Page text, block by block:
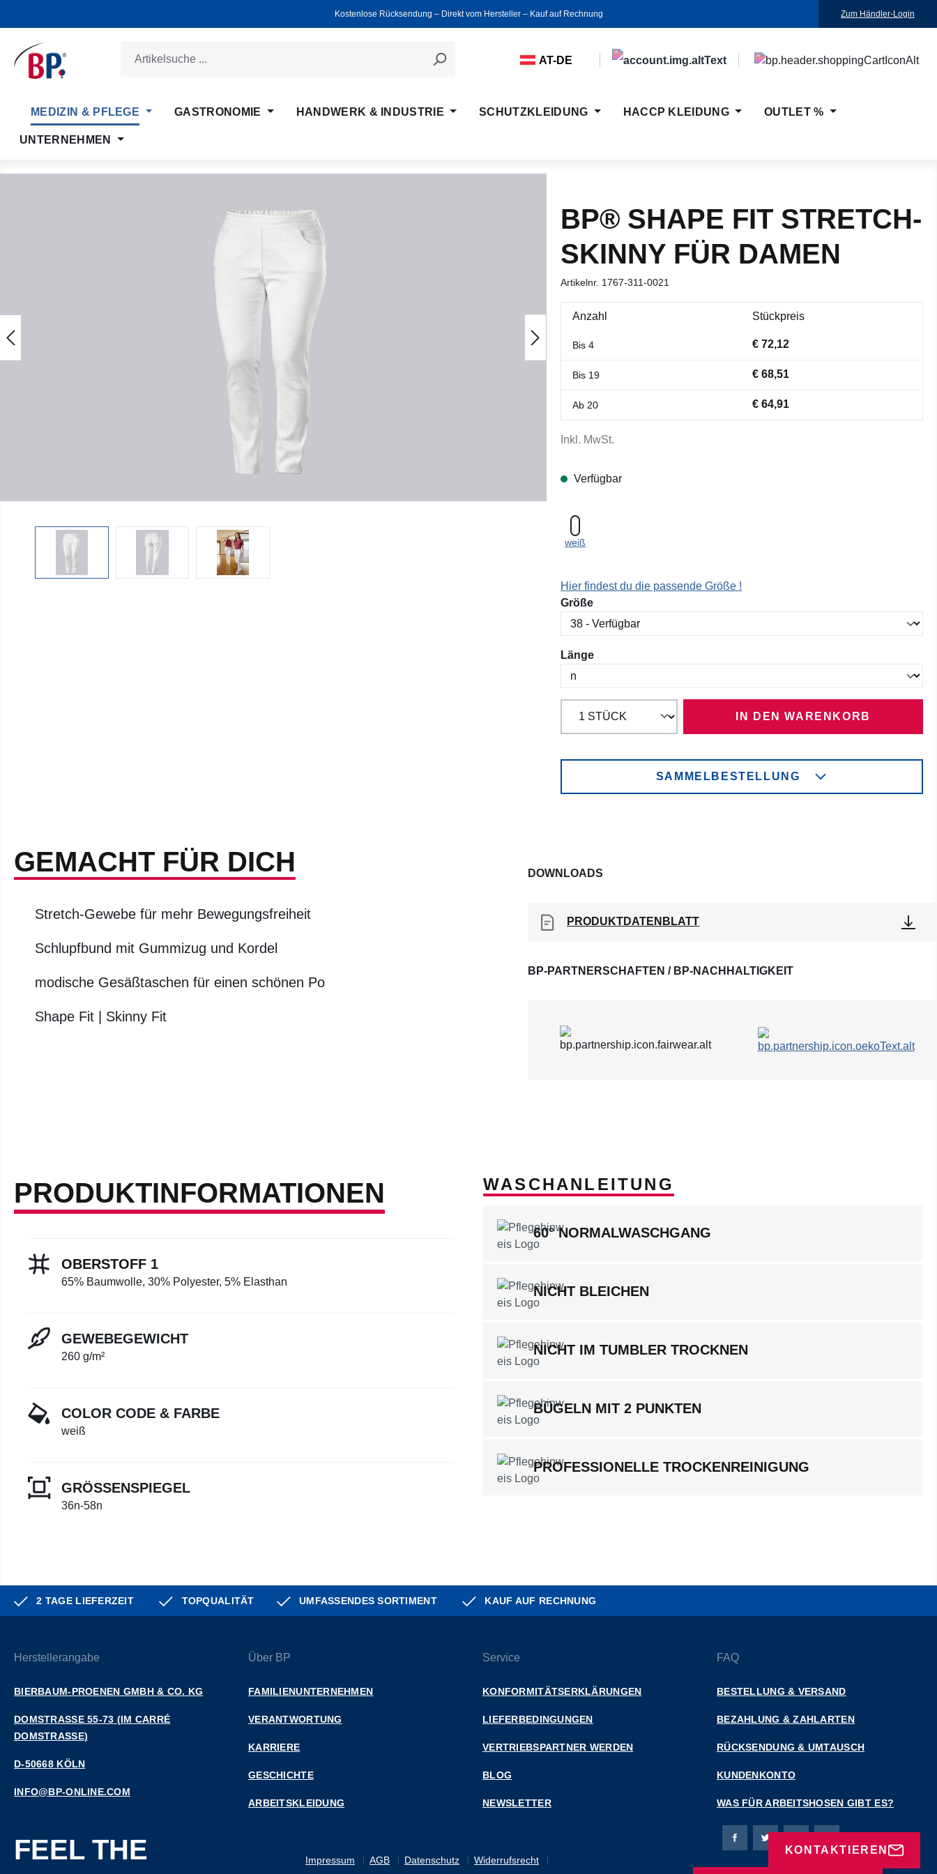
Kostenlose Rücksendung ‒ Direkt vom Hersteller ‒ Kauf auf Rechnung Zum Händler-Login
AT-DE
MEDIZIN & PFLEGE GASTRONOMIE HANDWERK & INDUSTRIE SCHUTZKLEIDUNG HACCP KLEIDUNG OUTLET %
UNTERNEHMEN
BP® SHAPE FIT STRETCH-
SKINNY FÜR DAMEN
Artikelnr. 1767-311-0021
Anzahl Stückpreis
Bis 4 € 72,12
Bis 19 € 68,51
Ab 20 € 64,91
Inkl. MwSt.
Verfügbar
weiß
Hier findest du die passende Größe !
Größeauswählen
Längeauswählen
IN DEN WARENKORB
SAMMELBESTELLUNG
GEMACHT FÜR DICH
Stretch-Gewebe für mehr Bewegungsfreiheit
Schlupfbund mit Gummizug und Kordel
modische Gesäßtaschen für einen schönen Po
Shape Fit | Skinny Fit
DOWNLOADS
PRODUKTDATENBLATT
BP-PARTNERSCHAFTEN / BP-NACHHALTIGKEIT
PRODUKTINFORMATIONEN
OBERSTOFF 1
65% Baumwolle, 30% Polyester, 5% Elasthan
GEWEBEGEWICHT
260 g/m²
COLOR CODE & FARBE
weiß
GRÖSSENSPIEGEL
36n-58n
WASCHANLEITUNG
60° NORMALWASCHGANG
NICHT BLEICHEN
NICHT IM TUMBLER TROCKNEN
BÜGELN MIT 2 PUNKTEN
PROFESSIONELLE TROCKENREINIGUNG
KONTAKTIEREN
2 TAGE LIEFERZEIT TOPQUALITÄT UMFASSENDES SORTIMENT KAUF AUF RECHNUNG
Herstellerangabe
BIERBAUM-PROENEN GMBH & CO. KG
DOMSTRASSE 55-73 (IM CARRÉ D
OMSTRASSE)
D-50668 KÖLN
INFO@BP-ONLINE.COM
Über BP
FAMILIENUNTERNEHMEN
VERANTWORTUNG
KARRIERE
GESCHICHTE
ARBEITSKLEIDUNG
Service
KONFORMITÄTSERKLÄRUNGEN
LIEFERBEDINGUNGEN
VERTRIEBSPARTNER WERDEN
BLOG
NEWSLETTER
FAQ
BESTELLUNG & VERSAND
BEZAHLUNG & ZAHLARTEN
RÜCKSENDUNG & UMTAUSCH
KUNDENKONTO
WAS FÜR ARBEITSHOSEN GIBT ES?
FEEL THE
Impressum AGB Datenschutz Widerrufsrecht
Bierbaum-Proenen Facebook-Seite
Bierbaum-Proenen Twitter Seite
Bierbaum-Proenen LinkedIn
Bierbaum-Proenen